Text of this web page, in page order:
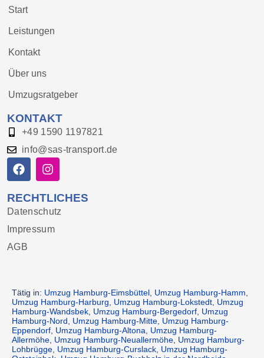
Start
Leistungen
Kontakt
Über uns
Umzugsratgeber
KONTAKT
+49 1590 1197821
info@sas-transport.de
RECHTLICHES
Datenschutz
Impressum
AGB
Tätig in: Umzug Hamburg-Eimsbüttel Umzug Hamburg-Hamm
Umzug Hamburg-Harburg
Umzug Hamburg-Lokstedt Umzug
Hamburg-Wandsbek Umzug Hamburg-Bergedorf Umzug
Hamburg-Nord
Umzug Hamburg-Mitte Umzug Hamburg-
Eppendorf Umzug Hamburg-Altona
Umzug Hamburg-
Allermöhe Umzug Hamburg-Neuallermöhe Umzug Hamburg-
Lohbrügge Umzug Hamburg-Curslack Umzug Hamburg-